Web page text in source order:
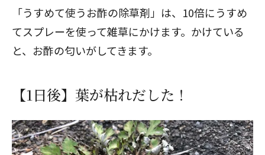
「うすめて使うお酢の除草剤」は、10倍にうすめ
てスプレーを使って雑草にかけます。かけている
と、お酢の匂いがしてきます。
【1日後】葉が枯れだした！